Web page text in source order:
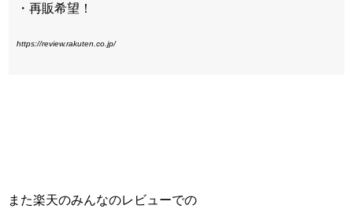
・再販希望！
https://review.rakuten.co.jp/
また楽天のみんなのレビューでの